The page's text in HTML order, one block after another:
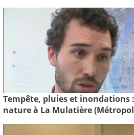
Tempête, pluies et inondations
nature à La Mulatière